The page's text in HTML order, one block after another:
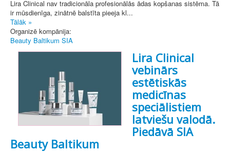
Lira Clinical nav tradicionāla profesionālās ādas kopšanas sistēma. Tā
ir mūsdienīga, zinātnē balstīta pieeja kl...
Tālāk »
Organizē kompānija:
Beauty Baltikum SIA
Lira Clinical
vebinārs
estētiskās
medicīnas
speciālistiem
latviešu valodā.
Piedāvā SIA
Beauty Baltikum